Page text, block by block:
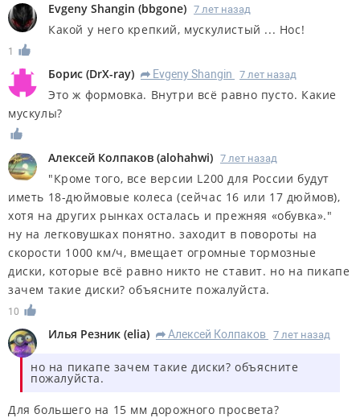
Evgeny Shangin (bbgone) 7 лет назад
Какой у него крепкий, мускулистый ... Нос!
1
Борис (DrX-ray) R Evgeny Shangin 7 лет назад
Это ж формовка. Внутри всё равно пусто. Какие
мускулы?
Алексей Колпаков (alohahwi) 7 лет назад
"Кроме того, все версии L200 для России будут
иметь 18-дюймовые колеса (сейчас 16 или 17 дюймов),
хотя на других рынках осталась и прежняя «обувка»."
ну на легковушках понятно. заходит в повороты на
скорости 1000 км/ч, вмещает огромные тормозные
диски, которые всё равно никто не ставит. но на пикапе
зачем такие диски? объясните пожалуйста.
10
Илья Резник (elia) R Алексей Колпаков 7 лет назад
но на пикапе зачем такие диски? объясните
пожалуйста.
Для большего на 15 мм дорожного просвета?